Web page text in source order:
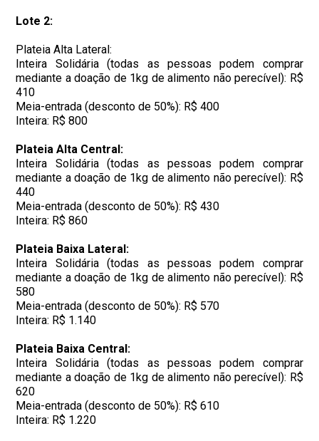
Lote 2:
Plateia Alta Lateral:
Inteira Solidária (todas as pessoas podem comprar
mediante a doação de 1kg de alimento não perecível): R$
410
Meia-entrada (desconto de 50%): R$ 400
Inteira: R$ 800
Plateia Alta Central:
Inteira Solidária (todas as pessoas podem comprar
mediante a doação de 1kg de alimento não perecível): R$
440
Meia-entrada (desconto de 50%): R$ 430
Inteira: R$ 860
Plateia Baixa Lateral:
Inteira Solidária (todas as pessoas podem comprar
mediante a doação de 1kg de alimento não perecível): R$
580
Meia-entrada (desconto de 50%): R$ 570
Inteira: R$ 1.140
Plateia Baixa Central:
Inteira Solidária (todas as pessoas podem comprar
mediante a doação de 1kg de alimento não perecível): R$
620
Meia-entrada (desconto de 50%): R$ 610
Inteira: R$ 1.220